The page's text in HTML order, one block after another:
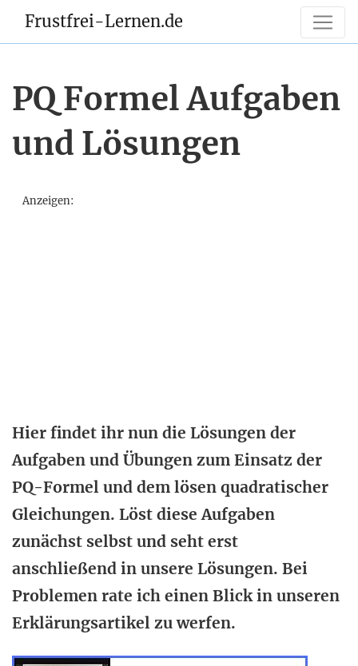
Frustfrei-Lernen.de
PQ Formel Aufgaben
und Lösungen
Anzeigen:
Hier findet ihr nun die Lösungen der
Aufgaben und Übungen zum Einsatz der
PQ-Formel und dem lösen quadratischer
Gleichungen. Löst diese Aufgaben
zunächst selbst und seht erst
anschließend in unsere Lösungen. Bei
Problemen rate ich einen Blick in unseren
Erklärungsartikel zu werfen.